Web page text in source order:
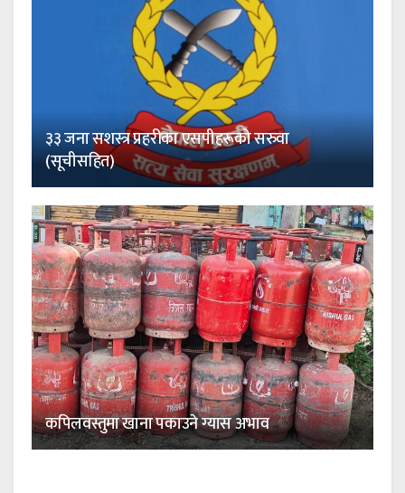
३३ जना सशस्त्र प्रहरीका एसपीहरूको सरुवा
(सूचीसहित)
कपिलवस्तुमा खाना पकाउने ग्यास अभाव